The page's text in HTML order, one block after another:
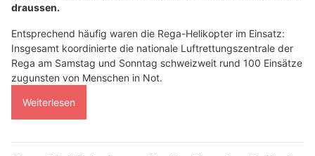
draussen.
Entsprechend häufig waren die Rega-Helikopter im Einsatz:
Insgesamt koordinierte die nationale Luftrettungszentrale der
Rega am Samstag und Sonntag schweizweit rund 100 Einsätze
zugunsten von Menschen in Not.
Weiterlesen